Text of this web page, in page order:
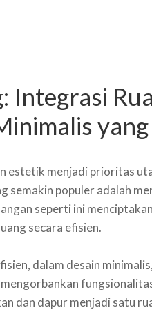
Integrasi
estetik menjadi prioritas
semakin populer adalah
seperti ini
secara efisien.
dalam desain
dan dapur menjadi satu